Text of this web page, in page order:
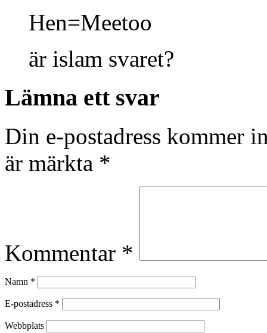
Hen=Meetoo
är islam svaret?
Lämna ett svar
Din e-postadress kommer
är märkta *
Kommentar *
Namn *
E-postadress *
Webbplats